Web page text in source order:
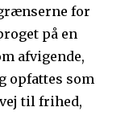
for
på en
afvigende,
opfattes som
til frihed,